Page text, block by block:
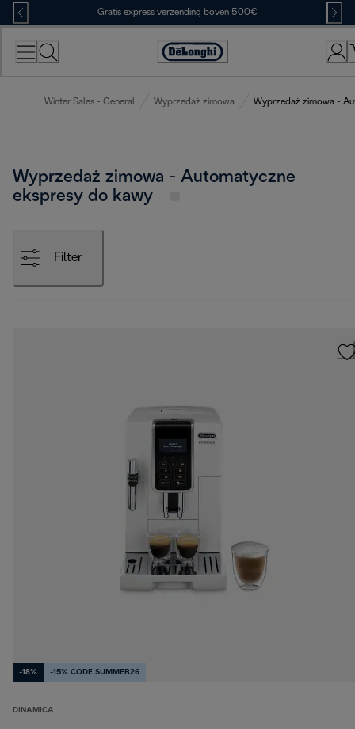
Skip
to
Content
Gratis express verzending boven 500€
Accessibility
Winter Sales - General Wyprzedaż zimowa Wyprzedaż zimowa -
Wyprzedaż zimowa - Automatyczne
ekspresy do kawy
Filter
-18% -15% CODE SUMMER26
DINAMICA